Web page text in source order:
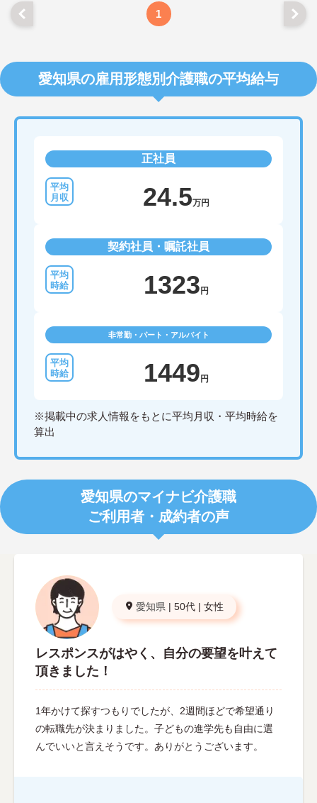
1
愛知県の雇用形態別介護職の平均給与
正社員
24.5万円
契約社員・嘱託社員
1323 円
非常勤・パート・アルバイト
1449 円
※掲載中の求人情報をもとに平均月収・平均時給を
算出
愛知県のマイナビ介護職
ご利用者・成約者の声
愛知県 | 50代 | 女性
レスポンスがはやく、自分の要望を叶えて
頂きました！
1年かけて探すつもりでしたが、2週間ほどで希望通り
の転職先が決まりました。子どもの進学先も自由に選
んでいいと言えそうです。ありがとうございます。